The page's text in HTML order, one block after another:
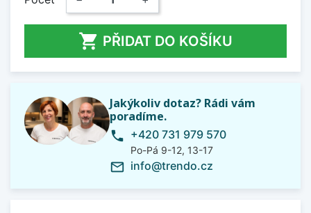
 PŘIDAT DO KOŠÍKU
Jakýkoliv dotaz? Rádi vám
poradíme.
phone +420 731 979 570
Po-Pá 9-12, 13-17
mail_outline info@trendo.cz